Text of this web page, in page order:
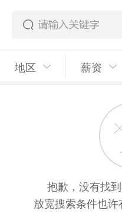
地区 薪资
抱歉，没有找
放宽搜索条件也